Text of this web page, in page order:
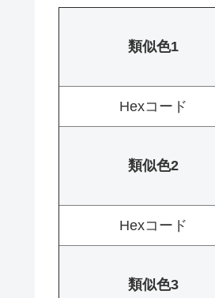
類似色1
Hexコード
類似色2
Hexコード
類似色3